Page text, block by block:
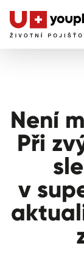
Není
Při
v